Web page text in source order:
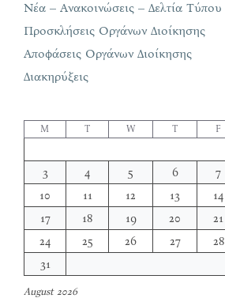
Νέα – Ανακοινώσεις – Δελτία Τύπου
Προσκλήσεις Οργάνων Διοίκησης
Αποφάσεις Οργάνων Διοίκησης
Διακηρύξεις
August 2026
M T W T F
3
4 5 6 7
10
11 12 13 14
17
18 19 20 21
24
25 26 27 28
31